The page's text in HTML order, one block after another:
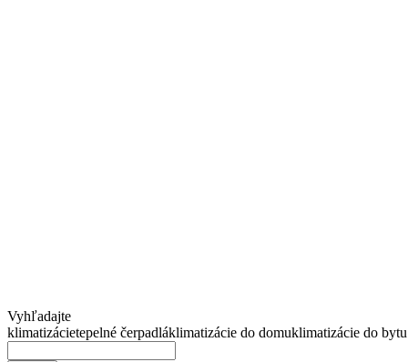
Vyhľadajte
klimatizácietepelné čerpadláklimatizácie do domuklimatizácie do bytu